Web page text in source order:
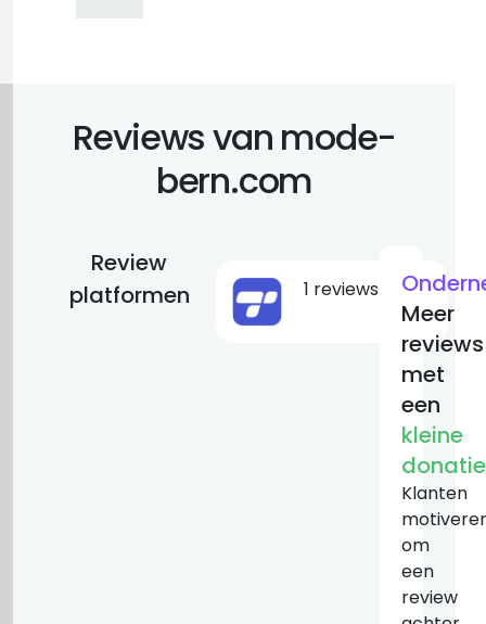
Reviews van mode-
bern.com
Review
platformen
1 reviews 2
Meer
reviews
met
een
kleine
donatie
Klanten
om
een
review